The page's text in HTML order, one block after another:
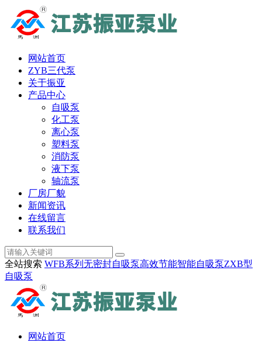
网站首页
ZYB三代泵
关于振亚
产品中心
自吸泵
化工泵
离心泵
塑料泵
消防泵
液下泵
轴流泵
厂房厂貌
新闻资讯
在线留言
联系我们
全站搜索 WFB系列无密封自吸泵高效节能智能自吸泵ZXB型
自吸泵
网站首页